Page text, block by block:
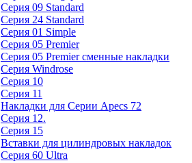
Cерия 09 Standard
Cерия 24 Standard
Серия 01 Simple
Серия 05 Premier
Серия 05 Premier сменные накладки
Cерия Windrose
Серия 10
Серия 11
Накладки для Серии Apecs 72
Серия 12.
Серия 15
Вставки для цилиндровых накладок
Серия 60 Ultra